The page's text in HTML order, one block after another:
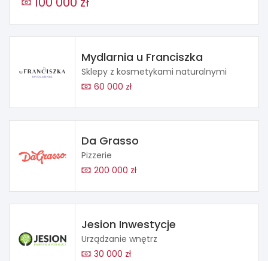
Mydlarnia u Franciszka
Sklepy z kosmetykami naturalnymi
60 000 zł
Da Grasso
Pizzerie
200 000 zł
Jesion Inwestycje
Urządzanie wnętrz
30 000 zł